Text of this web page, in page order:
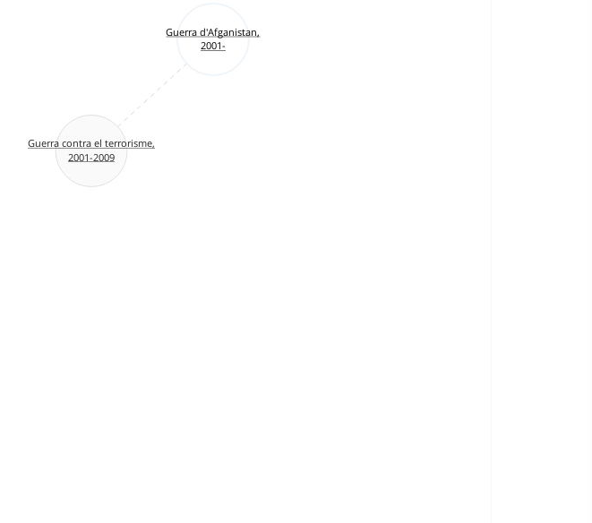
Guerra d'Afganistan,
2001-
Guerra contra el terrorisme,
2001-2009